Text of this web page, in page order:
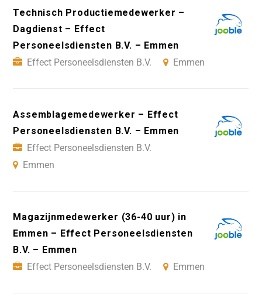
Technisch Productiemedewerker –
Dagdienst – Effect
Personeelsdiensten B.V. – Emmen
Effect Personeelsdiensten B.V.
Emmen
Assemblagemedewerker – Effect
Personeelsdiensten B.V. – Emmen
Effect Personeelsdiensten B.V.
Emmen
Magazijnmedewerker (36-40 uur) in
Emmen – Effect Personeelsdiensten
B.V. – Emmen
Effect Personeelsdiensten B.V.
Emmen